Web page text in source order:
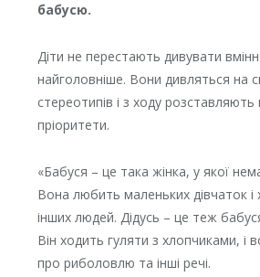
бабусю.
Діти не перестають дивувати
найголовніше. Вони дивляться на
стереотипів і з ходу розставляють
пріоритети.
«Бабуся – це така жінка, у якої
Вона любить маленьких дівчаток і
інших людей. Дідусь – це теж
Він ходить гуляти з хлопчиками, і
про риболовлю та інші речі.